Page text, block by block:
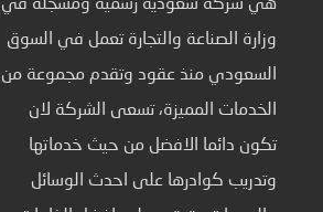
وزارة الصناعة والتجارة تعمل في السوق
السعودي منذ عقود وتقدم مجموعة من
الخدمات المميزة، تسعى الشركة لان
تكون دائما الافضل من حيث خدماتها
وتدريب كوادرها على احدث الوسائل